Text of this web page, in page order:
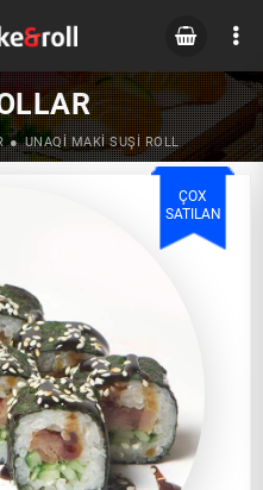
UNAQI MAKI SUŞI ROLL
ÇOX
SATILAN